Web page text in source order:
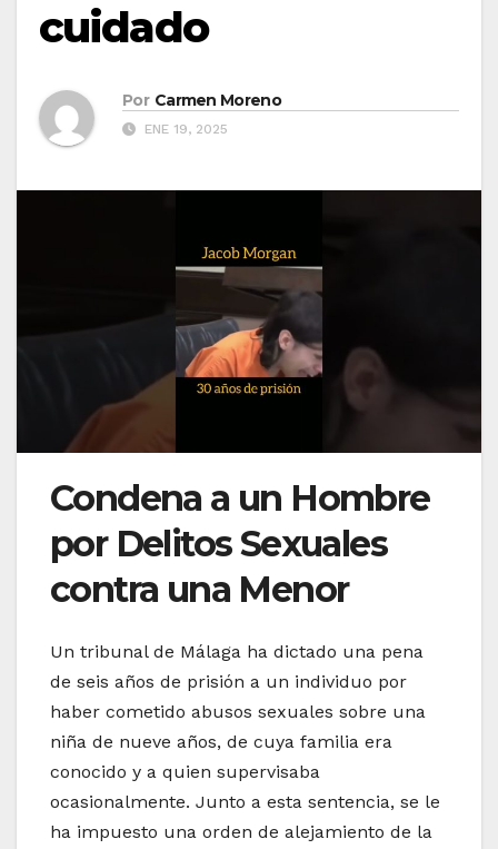
cuidado
Por Carmen Moreno
ENE 19, 2025
Condena a un Hombre
por Delitos Sexuales
contra una Menor
Un tribunal de Málaga ha dictado una pena
de seis años de prisión a un individuo por
haber cometido abusos sexuales sobre una
niña de nueve años, de cuya familia era
conocido y a quien supervisaba
ocasionalmente. Junto a esta sentencia, se le
ha impuesto una orden de alejamiento de la